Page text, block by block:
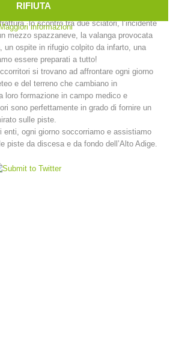
sono davvero di molteplice natura:
lo scontro tra due sciatori, l’incidente
mezzo spazzaneve, la valanga provocata
un ospite in rifugio colpito da infarto, una
essere preparati a tutto!
si trovano ad affrontare ogni giorno
e del terreno che cambiano in
loro formazione in campo medico e
sono perfettamente in grado di fornire un
sulle piste.
enti, ogni giorno soccorriamo e assistiamo
piste da discesa e da fondo dell’Alto Adige.
RIFIUTA
Maggiori informazioni